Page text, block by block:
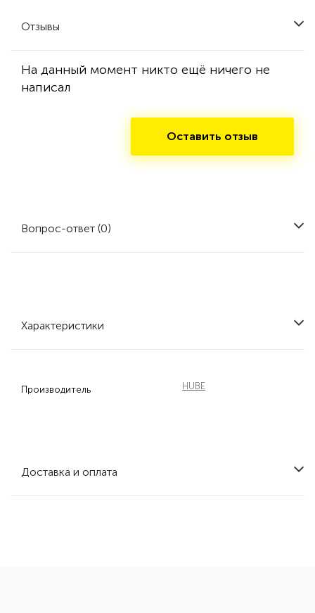
Отзывы
На данный момент никто ещё ничего не
написал
Оставить отзыв
Вопрос-ответ (0)
Характеристики
Производитель HUBE
Доставка и оплата